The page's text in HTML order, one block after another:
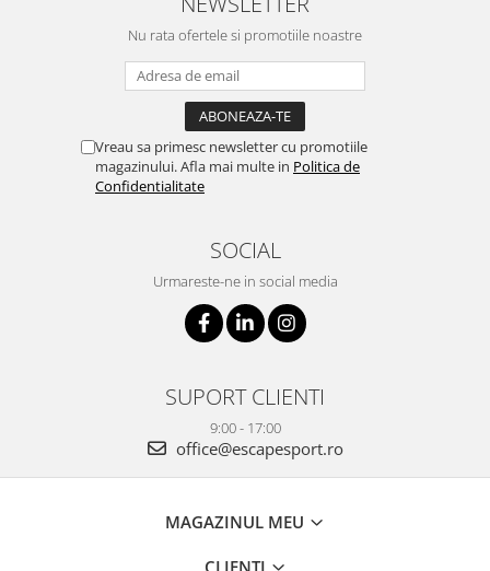
Nu rata ofertele si promotiile noastre
Vreau sa primesc newsletter cu promotiile
magazinului. Afla mai multe in Politica de
Confidentialitate
SOCIAL
Urmareste-ne in social media
SUPORT CLIENTI
9:00 - 17:00
office@escapesport.ro
MAGAZINUL MEU